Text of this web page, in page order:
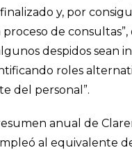
y, por
de
despidos sean
roles
del personal”.
anual de
al equivalente de